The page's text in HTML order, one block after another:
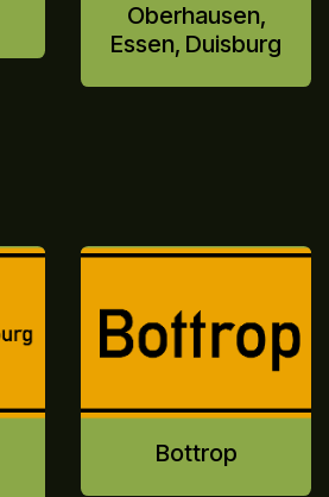
Oberhausen,
Essen, Duisburg
Bottrop